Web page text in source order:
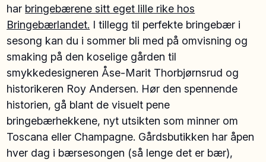
har bringebærene sitt eget lille rike hos
Bringebærlandet. I tillegg til perfekte bringebær i
sesong kan du i sommer bli med på omvisning og
smaking på den koselige gården til
smykkedesigneren Åse-Marit Thorbjørnsrud og
historikeren Roy Andersen. Hør den spennende
historien, gå blant de visuelt pene
bringebærhekkene, nyt utsikten som minner om
Toscana eller Champagne. Gårdsbutikken har åpen
hver dag i bærsesongen (så lenge det er bær),